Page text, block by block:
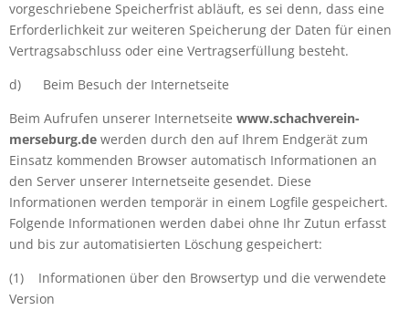
vorgeschriebene Speicherfrist abläuft, es sei denn, dass eine
Erforderlichkeit zur weiteren Speicherung der Daten für einen
Vertragsabschluss oder eine Vertragserfüllung besteht.
d) Beim Besuch der Internetseite
Beim Aufrufen unserer Internetseite www.schachverein-
merseburg.de werden durch den auf Ihrem Endgerät zum
Einsatz kommenden Browser automatisch Informationen an
den Server unserer Internetseite gesendet. Diese
Informationen werden temporär in einem Logfile gespeichert.
Folgende Informationen werden dabei ohne Ihr Zutun erfasst
und bis zur automatisierten Löschung gespeichert:
(1)
Informationen über den Browsertyp und die verwendete
Version